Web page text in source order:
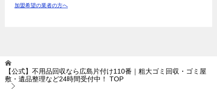
加盟希望の業者の方へ
【公式】不用品回収なら広島片付け110番｜粗大ゴミ回収・ゴミ屋
敷・遺品整理など24時間受付中！
TOP